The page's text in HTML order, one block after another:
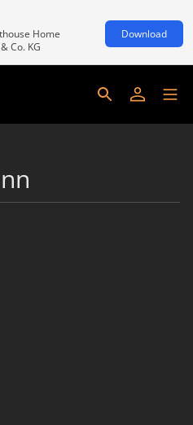
Home
Co. KG
Download